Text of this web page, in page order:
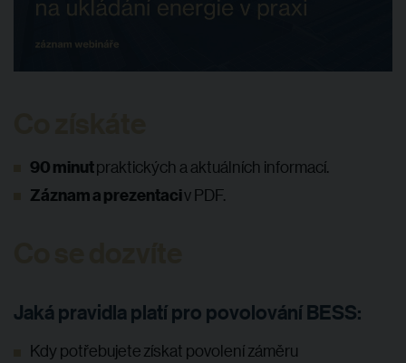
90 minutpraktických a aktuálních informací.
Záznam a prezentaciv PDF.
Jaká pravidla platí pro povolování BESS:
Kdy potřebujete získat povolení záměru